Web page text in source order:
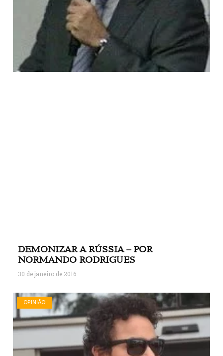
DEMONIZAR A RÚSSIA – POR
NORMANDO RODRIGUES
30 de janeiro de 2016
OPINIÃO